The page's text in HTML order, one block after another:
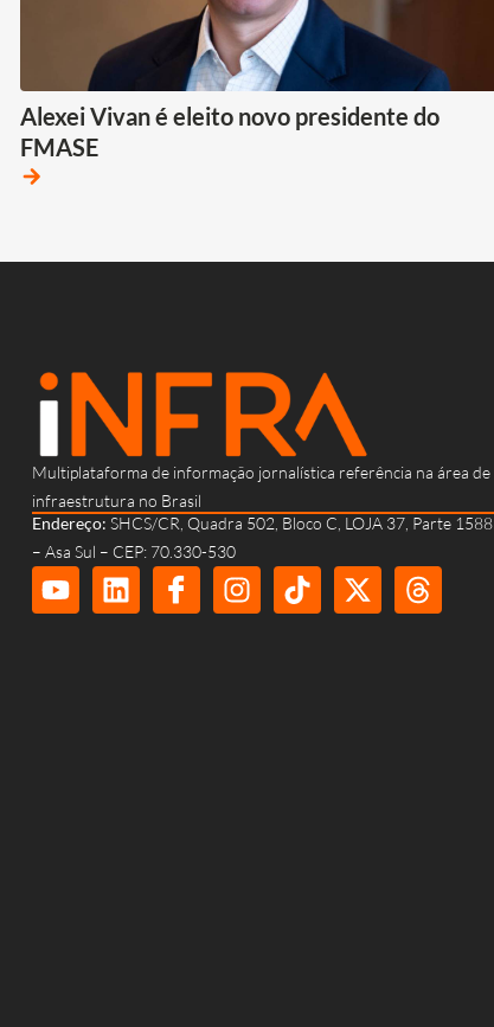
Alexei Vivan é eleito novo presidente do
FMASE
arrow_forward
Multiplataforma de informação jornalística referência na área de
infraestrutura no Brasil
Endereço: SHCS/CR, Quadra 502, Bloco C, LOJA 37, Parte 1588
– Asa Sul – CEP: 70.330-530